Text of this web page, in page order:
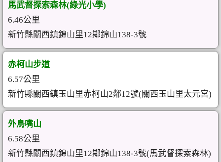
馬武督探索森林(綠光小學)
6.46公里
新竹縣關西鎮錦山里12鄰錦山138-3號
赤柯山步道
6.57公里
新竹縣關西鎮玉山里赤柯山2鄰12號(關西玉山里太元宮)
外鳥嘴山
6.58公里
新竹縣關西鎮錦山里12鄰錦山138-3號(馬武督探索森林)